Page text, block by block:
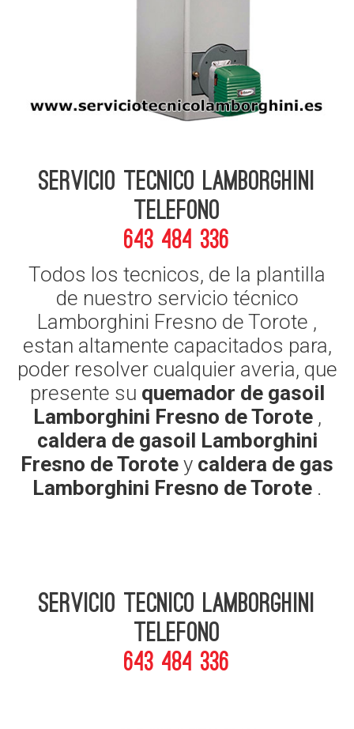
Servicio Tecnico Lamborghini
telefono
643 484 336
Todos los tecnicos, de la plantilla
de nuestro servicio técnico
Lamborghini Fresno de Torote ,
estan altamente capacitados para,
poder resolver cualquier averia, que
presente su quemador de gasoil
Lamborghini Fresno de Torote ,
caldera de gasoil Lamborghini
Fresno de Torote y caldera de gas
Lamborghini Fresno de Torote .
Servicio Tecnico Lamborghini
telefono
643 484 336